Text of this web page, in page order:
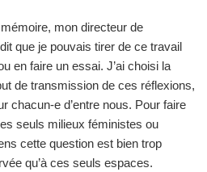
mon directeur de
que je pouvais tirer de ce travail
en faire un essai. J’ai choisi la
de transmission de ces réflexions,
chacun-e d’entre nous. Pour faire
seuls milieux féministes ou
cette question est bien trop
qu’à ces seuls espaces.